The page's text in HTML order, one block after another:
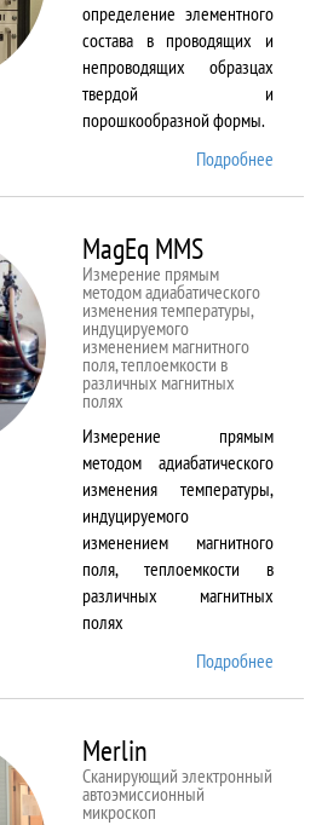
определение элементного
состава в проводящих и
непроводящих образцах
твердой и
порошкообразной формы.
Подробнее
MagEq MMS
Измерение прямым
методом адиабатического
изменения температуры,
индуцируемого
изменением магнитного
поля, теплоемкости в
различных магнитных
полях
Измерение прямым
методом адиабатического
изменения температуры,
индуцируемого
изменением магнитного
поля, теплоемкости в
различных магнитных
полях
Подробнее
Merlin
Сканирующий электронный
автоэмиссионный
микроскоп